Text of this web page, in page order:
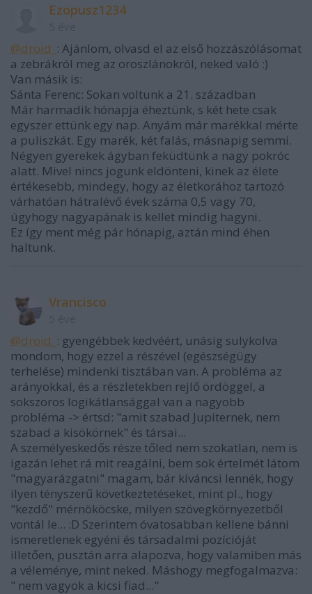
Ezopusz1234
@droid_ : Ajánlom, olvasd el az első hozzászólásomat
a zebrákról meg az oroszlánokról, neked való :)
Van másik is:
Sánta Ferenc: Sokan voltunk a 21. században
Már harmadik hónapja éheztünk, s két hete csak
egyszer ettünk egy nap. Anyám már marékkal mérte
a puliszkát. Egy marék, két falás, másnapig semmi.
Négyen gyerekek ágyban feküdtünk a nagy pokróc
alatt. Mivel nincs jogunk eldönteni, kinek az élete
értékesebb, mindegy, hogy az életkorához tartozó
várhatóan hátralévő évek száma 0,5 vagy 70,
úgyhogy nagyapának is kellet mindig hagyni.
Ez így ment még pár hónapig, aztán mind éhen
haltunk.
Vrancisco
@droid_ : gyengébbek kedvéért, unásig sulykolva
mondom, hogy ezzel a részével (egészségügy
terhelése) mindenki tisztában van. A probléma az
arányokkal, és a részletekben rejlő ördöggel, a
sokszoros logikátlansággal van a nagyobb
probléma -> értsd: "amit szabad Jupiternek, nem
szabad a kisökörnek" és társai...
A személyeskedős része tőled nem szokatlan, nem is
igazán lehet rá mit reagálni, bem sok értelmét látom
"magyarázgatni" magam, bár kíváncsi lennék, hogy
ilyen tényszerű következtetéseket, mint pl., hogy
"kezdő" mérnököcske, milyen szövegkörnyezetből
vontál le... :D Szerintem óvatosabban kellene bánni
ismeretlenek egyéni és társadalmi pozícióját
illetően, pusztán arra alapozva, hogy valamiben más
a véleménye, mint neked. Máshogy megfogalmazva:
" nem vagyok a kicsi fiad..."